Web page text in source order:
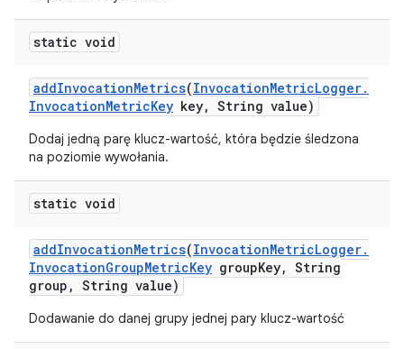
static void
addInvocationMetrics(InvocationMetricLogger.
InvocationMetricKey key, String value)
Dodaj jedną parę klucz-wartość, która będzie śledzona
na poziomie wywołania.
static void
addInvocationMetrics(InvocationMetricLogger.
InvocationGroupMetricKey groupKey, String
group , String value)
Dodawanie do danej grupy jednej pary klucz-wartość